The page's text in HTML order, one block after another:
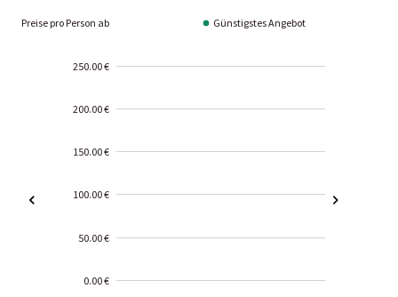
Preise pro Person ab Günstigstes Angebot
250.00 €
200.00 €
150.00 €
100.00 €
50.00 €
0.00 €